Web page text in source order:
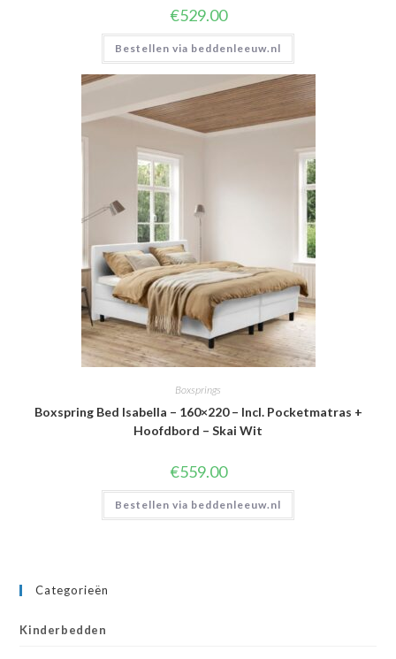
€529.00
Bestellen via beddenleeuw.nl
Boxsprings
Boxspring Bed Isabella – 160×220 – Incl. Pocketmatras +
Hoofdbord – Skai Wit
€559.00
Bestellen via beddenleeuw.nl
Categorieën
Kinderbedden